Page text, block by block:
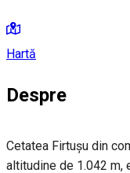
Hartă
Despre
Cetatea Firtuşu din
altitudine de 1.042